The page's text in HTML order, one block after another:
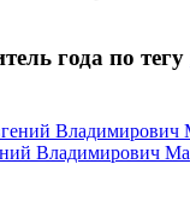
года по тегу
Владимирович